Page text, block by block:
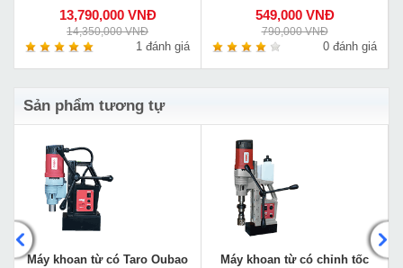
13,790,000 VNĐ
14,350,000 VNĐ
1 đánh giá
549,000 VNĐ
790,000 VNĐ
0 đánh giá
Sản phẩm tương tự
Máy khoan từ có Taro Oubao
Máy khoan từ có chỉnh tốc